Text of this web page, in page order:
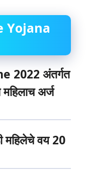
Yojana
2022 अंतर्गत
अर्ज
महिलेचे वय 20